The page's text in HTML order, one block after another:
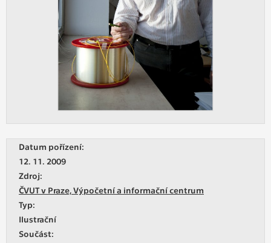
Datum pořízení:
12. 11. 2009
Zdroj:
ČVUT v Praze, Výpočetní a informační centrum
Typ:
Ilustrační
Součást: